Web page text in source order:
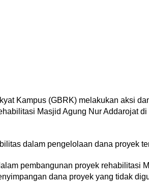
Kampus (GBRK) melakukan aksi
Masjid Agung Nur Addarojat di
dalam pengelolaan dana proyek
pembangunan proyek rehabilitasi
dana proyek yang tidak